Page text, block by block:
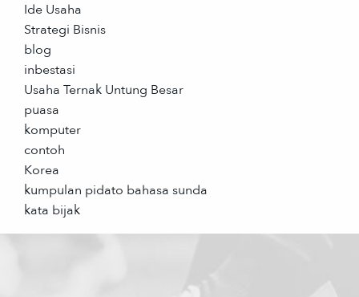
Ide Usaha
Strategi Bisnis
blog
inbestasi
Usaha Ternak Untung Besar
puasa
komputer
contoh
Korea
kumpulan pidato bahasa sunda
kata bijak